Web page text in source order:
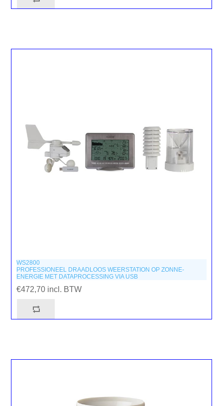
WS2800
PROFESSIONEEL DRAADLOOS WEERSTATION OP ZONNE-
ENERGIE MET DATAPROCESSING VIA USB
€472,70 incl. BTW